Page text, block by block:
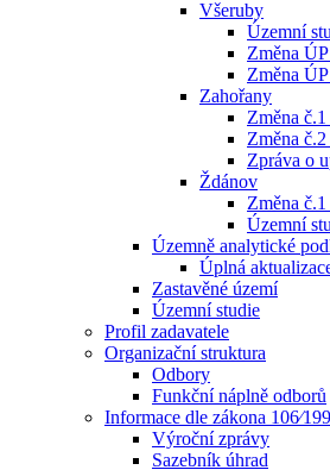
Všeruby
Územní
Změna ÚP
Změna
Zahořany
Změna
Změna
Zpráva o
Ždánov
Změna
Územní
Územně analytické
Úplná
Zastavěné území
Územní studie
Profil zadavatele
Organizační struktura
Odbory
Funkční náplně odborů
Informace dle zákona
Výroční zprávy
Sazebník úhrad